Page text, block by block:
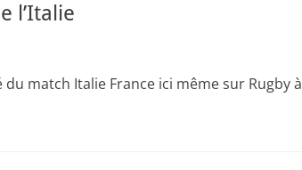
l’Italie
match Italie France ici même sur Rugby à